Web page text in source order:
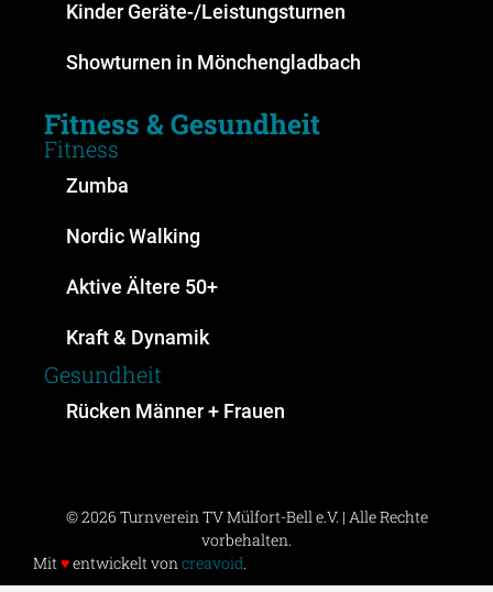
Kinder Geräte-/Leistungsturnen
Showturnen in Mönchengladbach
Fitness & Gesundheit
Fitness
Zumba
Nordic Walking
Aktive Ältere 50+
Kraft & Dynamik
Gesundheit
Rücken Männer + Frauen
© 2026 Turnverein TV Mülfort-Bell e.V. | Alle Rechte
vorbehalten.
Mit♥entwickelt voncreavoid.